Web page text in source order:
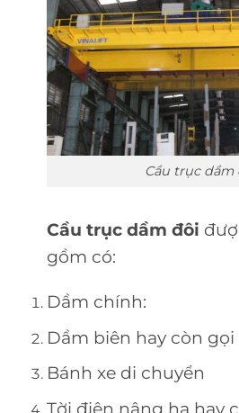
Cầu trục dầm
Cầu trục dầm đôi
gồm có:
Dầm chính:
Dầm biên hay còn gọi
Bánh xe di chuyển
Tời điện nâng hạ hay